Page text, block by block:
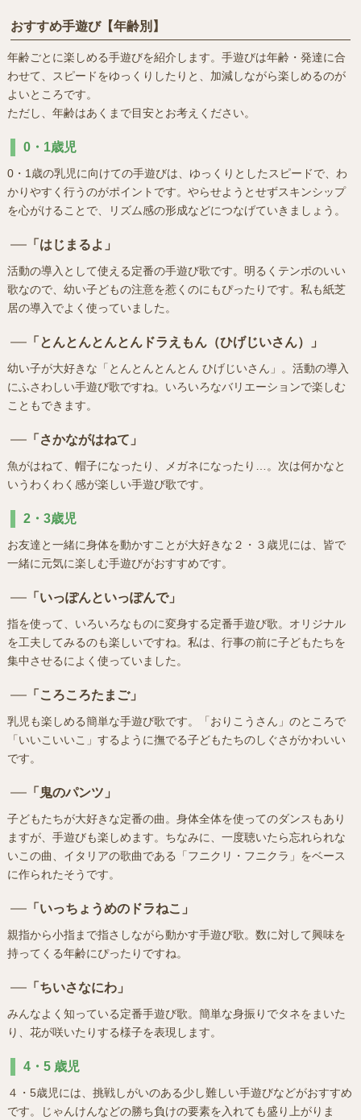
おすすめ手遊び【年齢別】
年齢ごとに楽しめる手遊びを紹介します。手遊びは年齢・発達に合
わせて、スピードをゆっくりしたりと、加減しながら楽しめるのが
よいところです。
ただし、年齢はあくまで目安とお考えください。
0・1歳児
0・1歳の乳児に向けての手遊びは、ゆっくりとしたスピードで、わ
かりやすく行うのがポイントです。やらせようとせずスキンシップ
を心がけることで、リズム感の形成などにつなげていきましょう。
「はじまるよ」
活動の導入として使える定番の手遊び歌です。明るくテンポのいい
歌なので、幼い子どもの注意を惹くのにもぴったりです。私も紙芝
居の導入でよく使っていました。
「とんとんとんとんドラえもん（ひげじいさん）」
幼い子が大好きな「とんとんとんとん ひげじいさん」。活動の導入
にふさわしい手遊び歌ですね。いろいろなバリエーションで楽しむ
こともできます。
「さかながはねて」
魚がはねて、帽子になったり、メガネになったり…。次は何かなと
いうわくわく感が楽しい手遊び歌です。
2・3歳児
お友達と一緒に身体を動かすことが大好きな２・３歳児には、皆で
一緒に元気に楽しむ手遊びがおすすめです。
「いっぽんといっぽんで」
指を使って、いろいろなものに変身する定番手遊び歌。オリジナル
を工夫してみるのも楽しいですね。私は、行事の前に子どもたちを
集中させるによく使っていました。
「ころころたまご」
乳児も楽しめる簡単な手遊び歌です。「おりこうさん」のところで
「いいこいいこ」するように撫でる子どもたちのしぐさがかわいい
です。
「鬼のパンツ」
子どもたちが大好きな定番の曲。身体全体を使ってのダンスもあり
ますが、手遊びも楽しめます。ちなみに、一度聴いたら忘れられな
いこの曲、イタリアの歌曲である「フニクリ・フニクラ」をベース
に作られたそうです。
「いっちょうめのドラねこ」
親指から小指まで指さしながら動かす手遊び歌。数に対して興味を
持ってくる年齢にぴったりですね。
「ちいさなにわ」
みんなよく知っている定番手遊び歌。簡単な身振りでタネをまいた
り、花が咲いたりする様子を表現します。
4・5 歳児
４・5歳児には、挑戦しがいのある少し難しい手遊びなどがおすすめ
です。じゃんけんなどの勝ち負けの要素を入れても盛り上がりま